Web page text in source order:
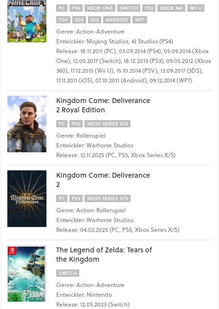
PC PS4 XBOX ONE SWITCH PS3 XBOX 360
WII U
PSV
3DS IOS ANDROID WP7
Genre: Action-Adventure
Entwickler: Mojang Studios, 4J Studios (PS4)
Release: 18.11.2011 (PC), 03.09.2014 (PS4), 05.09.2014 (Xbox
One), 12.05.2017 (Switch), 18.12.2013 (PS3), 09.05.2012 (Xbox
360), 17.12.2015 (Wii U), 15.10.2014 (PSV), 13.09.2017 (3DS),
17.11.2011 (iOS), 07.10.2011 (Android), 09.12.2014 (WP7)
Kingdom Come: Deliverance
2 Royal Edition
PC PS5 XBOX SERIES X/S
Genre: Rollenspiel
Entwickler: Warhorse Studios
Release: 12.11.2025 (PC, PS5, Xbox Series X/S)
Kingdom Come: Deliverance
2
PC PS5 XBOX SERIES X/S
Genre: Action-Rollenspiel
Entwickler: Warhorse Studios
Release: 04.02.2025 (PC, PS5, Xbox Series X/S)
The Legend of Zelda: Tears of
the Kingdom
SWITCH
Genre: Action-Adventure
Entwickler: Nintendo
Release: 12.05.2023 (Switch)